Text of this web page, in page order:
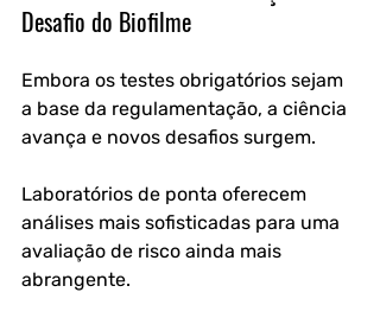
Desafio do Biofilme
Embora os testes obrigatórios sejam
a base da regulamentação, a ciência
avança e novos desafios surgem.
Laboratórios de ponta oferecem
análises mais sofisticadas para uma
avaliação de risco ainda mais
abrangente.